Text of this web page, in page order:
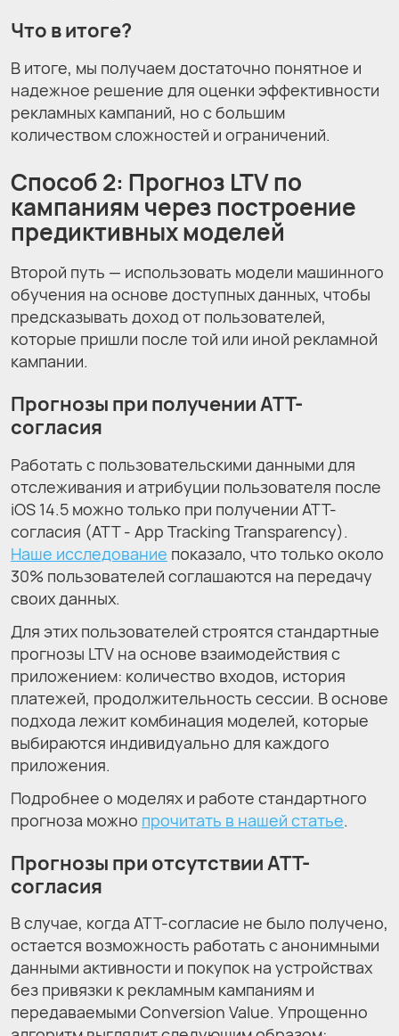
Что в итоге?
В итоге, мы получаем достаточно понятное и
надежное решение для оценки эффективности
рекламных кампаний, но с большим
количеством сложностей и ограничений.
Способ 2: Прогноз LTV по
кампаниям через построение
предиктивных моделей
Второй путь — использовать модели машинного
обучения на основе доступных данных, чтобы
предсказывать доход от пользователей,
которые пришли после той или иной рекламной
кампании.
Прогнозы при получении ATT-
согласия
Работать с пользовательскими данными для
отслеживания и атрибуции пользователя после
iOS 14.5 можно только при получении ATT-
согласия (ATT - App Tracking Transparency).
Наше исследование показало, что только около
30% пользователей соглашаются на передачу
своих данных.
Для этих пользователей строятся стандартные
прогнозы LTV на основе взаимодействия с
приложением: количество входов, история
платежей, продолжительность сессии. В основе
подхода лежит комбинация моделей, которые
выбираются индивидуально для каждого
приложения.
Подробнее о моделях и работе стандартного
прогноза можно прочитать в нашей статье.
Прогнозы при отсутствии ATT-
согласия
В случае, когда ATT-согласие не было получено,
остается возможность работать с анонимными
данными активности и покупок на устройствах
без привязки к рекламным кампаниям и
передаваемыми Conversion Value. Упрощенно